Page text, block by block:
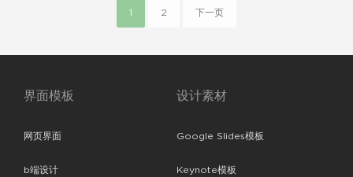
1 2 下一页
界面模板
网页界面
b端设计
设计素材
Google Slides模板
Keynote模板